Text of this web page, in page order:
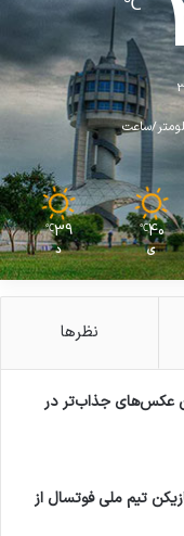
40
℃
ی
39
℃
د
نظرها
عکس‌های جذاب‌تر در
تیم ملی فوتسال از